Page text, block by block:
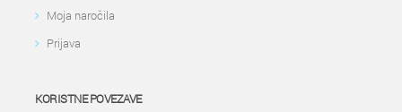
Moja naročila
Prijava
KORISTNE POVEZAVE